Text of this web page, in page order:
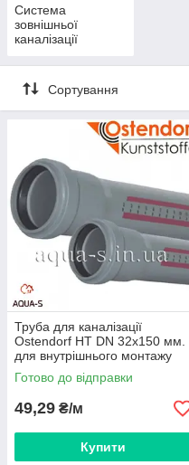
Система
зовнішньої
каналізації
Сортування
Труба для каналізації
Ostendorf HT DN 32x150 мм.
для внутрішнього монтажу
(Німеччина)
Готово до відправки
49,29 ₴/м
Купити